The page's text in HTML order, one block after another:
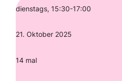
dienstags, 15:30-17:00
21. Oktober 2025
14 mal